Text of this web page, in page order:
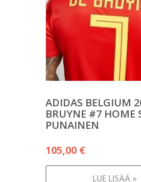
ADIDAS BELGIUM
BRUYNE #7 HOME
PUNAINEN
105,00 €
LUE LISÄÄ »